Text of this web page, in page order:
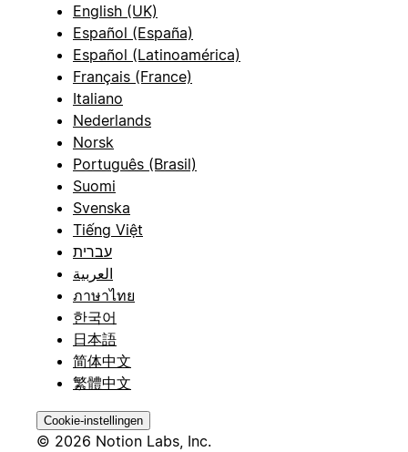
English (UK)
Español (España)
Español (Latinoamérica)
Français (France)
Italiano
Nederlands
Norsk
Português (Brasil)
Suomi
Svenska
Tiếng Việt
עברית
العربية
ภาษาไทย
한국어
日本語
简体中文
繁體中文
Cookie-instellingen
© 2026 Notion Labs, Inc.